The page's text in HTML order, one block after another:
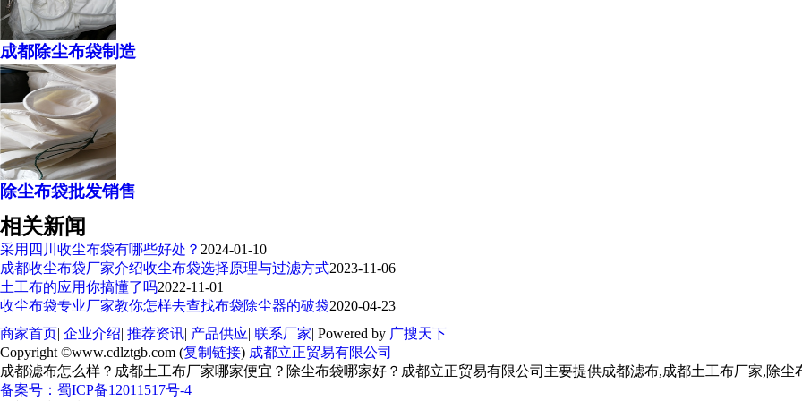
成都除尘布袋制造
除尘布袋批发销售
相关新闻
采用四川收尘布袋有哪些好处？ 2024-01-10
成都收尘布袋厂家介绍收尘布袋选择原理与过滤方式2023-11-06
土工布的应用你搞懂了吗2022-11-01
收尘布袋专业厂家教你怎样去查找布袋除尘器的破袋2020-04-23
商家首页| 企业介绍| 推荐资讯| 产品供应| 联系厂家| Powered by 广搜天下
Copyright ©www.cdlztgb.com (复制链接) 成都立正贸易有限公司
成都滤布怎么样？成都土工布厂家哪家便宜？除尘布袋哪家好？成都立正贸易有限公司主要提供成都滤布,成都土工布厂家,除尘
备案号： 蜀ICP备12011517号-4